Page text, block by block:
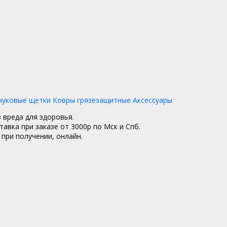
щетки Ковры грязезащитные Аксессуары
для здоровья.
при заказе от 3000р по Мск и Спб.
получении, онлайн.